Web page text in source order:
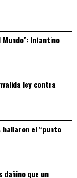
Infantino
ley contra
hallaron el “punto
dañino que un